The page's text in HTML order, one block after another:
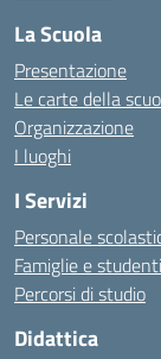
La Scuola
Presentazione
Le carte della
Organizzazione
I luoghi
I Servizi
Personale
Famiglie e studenti
Percorsi di studio
Didattica